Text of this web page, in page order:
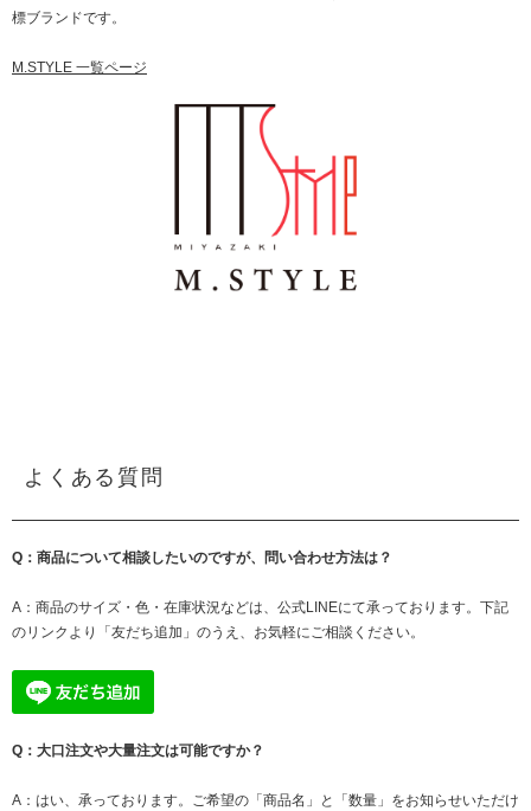
標ブランドです。
M.STYLE 一覧ページ
よくある質問
Q：商品について相談したいのですが、問い合わせ方法は？
A：商品のサイズ・色・在庫状況などは、公式LINEにて承っております。下記
のリンクより「友だち追加」のうえ、お気軽にご相談ください。
Q：大口注文や大量注文は可能ですか？
A：はい、承っております。ご希望の「商品名」と「数量」をお知らせいただけ